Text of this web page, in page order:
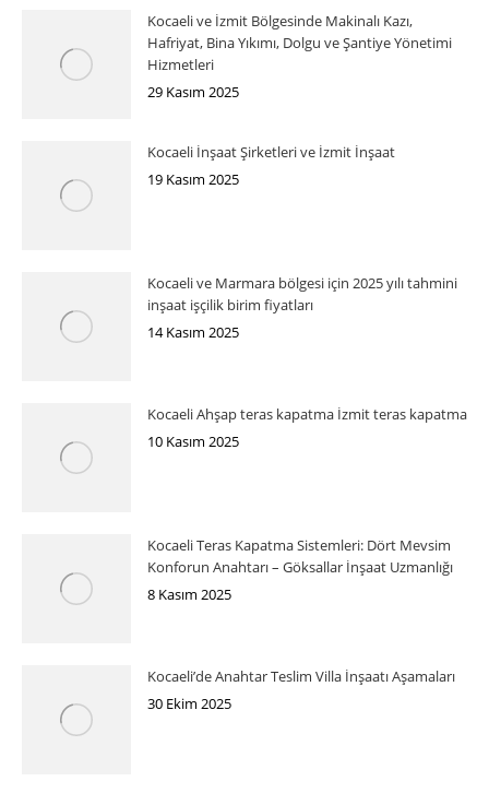
Kocaeli ve İzmit Bölgesinde Makinalı Kazı,
Hafriyat, Bina Yıkımı, Dolgu ve Şantiye Yönetimi
Hizmetleri
29 Kasım 2025
Kocaeli İnşaat Şirketleri ve İzmit İnşaat
19 Kasım 2025
Kocaeli ve Marmara bölgesi için 2025 yılı tahmini
inşaat işçilik birim fiyatları
14 Kasım 2025
Kocaeli Ahşap teras kapatma İzmit teras kapatma
10 Kasım 2025
Kocaeli Teras Kapatma Sistemleri: Dört Mevsim
Konforun Anahtarı – Göksallar İnşaat Uzmanlığı
8 Kasım 2025
Kocaeli’de Anahtar Teslim Villa İnşaatı Aşamaları
30 Ekim 2025